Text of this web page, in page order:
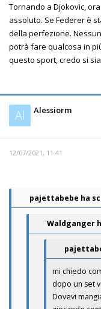
Tornando a Djokovic,
assoluto. Se Federer è
della perfezione.
potrà fare qualcosa in
questo sport, credo si
Al Alessiorm
12/07/2021, 11:41
pajettabebe ha
Waldganger
mi chiedo
dopo un set
Dovevi